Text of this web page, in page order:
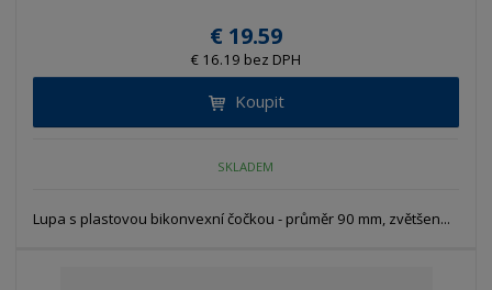
€ 19.59
€ 16.19 bez DPH
Koupit
SKLADEM
Lupa s plastovou bikonvexní čočkou - průměr 90 mm, zvětšen...